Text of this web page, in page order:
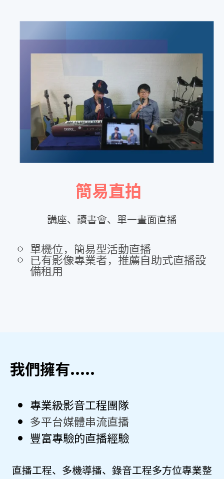
簡易直拍
講座、讀書會、單一畫面直播
單機位，簡易型活動直播
已有影像專業者，推薦自助式直播設
備租用
我們擁有.....
專業級影音工程團隊
多平台媒體串流直播
豐富專驗的直播經驗
直播工程、多機導播、錄音工程多方位專業整